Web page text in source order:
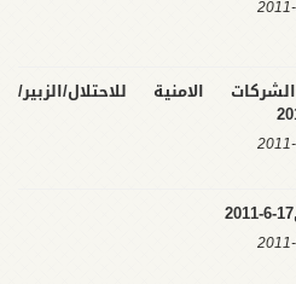
الامنية للاحتلال/الزبير/